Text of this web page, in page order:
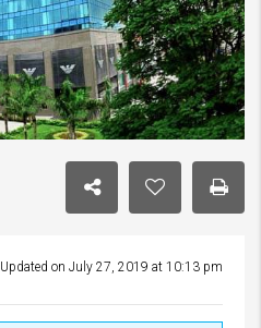
Updated on July 27, 2019 at 10:13 pm